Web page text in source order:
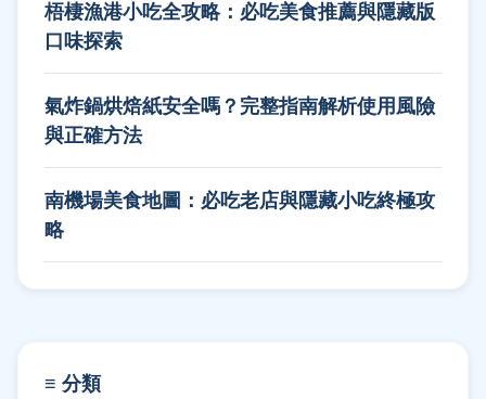
梧棲漁港小吃全攻略：必吃美食推薦與隱藏版
口味探索
氣炸鍋烘焙紙安全嗎？完整指南解析使用風險
與正確方法
南機場美食地圖：必吃老店與隱藏小吃終極攻
略
≡ 分類